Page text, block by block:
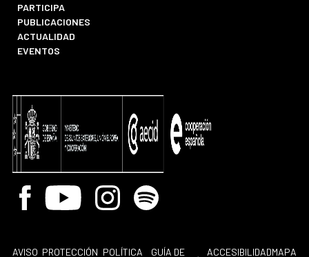
PARTICIPA
PUBLICACIONES
ACTUALIDAD
EVENTOS
Facebook
Youtube InstagramSpotify
AVISO PROTECCIÓN POLÍTICA
GUÍA DE
ACCESIBILIDADMAPA